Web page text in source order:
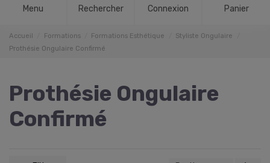
Menu Rechercher Connexion Panier
Accueil Formations Formations Esthétique
Styliste Ongulaire
Prothésie Ongulaire Confirmé
Prothésie Ongulaire
Confirmé